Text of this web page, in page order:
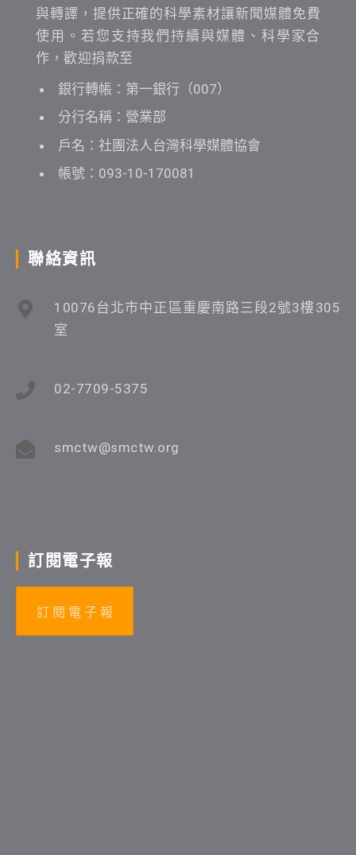
與轉譯，提供正確的科學素材讓新聞媒體免費
使用。若您支持我們持續與媒體、科學家合
作，歡迎捐款至
銀行轉帳：第一銀行（007）
分行名稱：營業部
戶名：社團法人台灣科學媒體協會
帳號：093-10-170081
聯絡資訊
10076台北市中正區重慶南路三段2號3樓305
室
02-7709-5375
smctw@smctw.org
訂閱電子報
訂 閱 電 子 報